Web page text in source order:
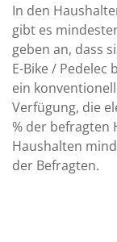
In den
gibt es
geben an, dass
E-Bike /
ein
Verfügung, die
% der befragten
Haushalten
der Befragten.